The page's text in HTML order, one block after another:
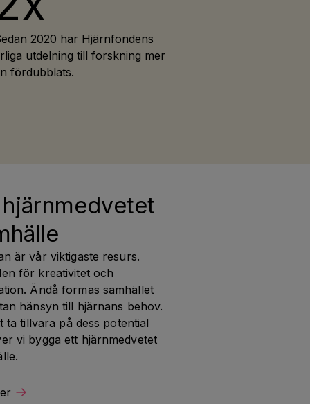
2020 har Hjärnfondens
utdelning till forskning mer
fördubblats.
är vår viktigaste resurs.
för kreativitet och
Ändå formas samhället
hänsyn till hjärnans behov.
ta tillvara på dess potential
vi bygga ett hjärnmedvetet